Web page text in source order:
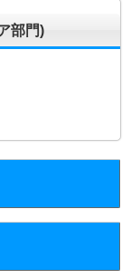
部門)